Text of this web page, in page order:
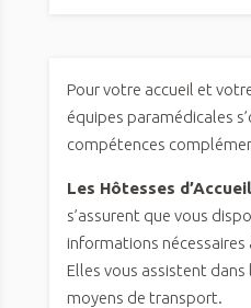
Pour votre accueil et
équipes paramédicales
compétences
Les Hôtesses
s’assurent que vous
informations nécessaires
Elles vous assistent
moyens de transport.